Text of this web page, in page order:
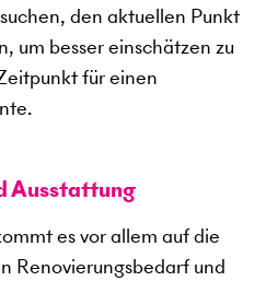
den aktuellen Punkt
um besser einschätzen zu
für einen
Ausstattung
es vor allem auf die
Renovierungsbedarf und